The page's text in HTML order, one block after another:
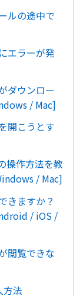
ルの途中で
エラーが発
ダウンロー
/ Mac]
開こうとす
操作方法を教
/ Mac]
きますか？
/ iOS /
閲覧できな
方法